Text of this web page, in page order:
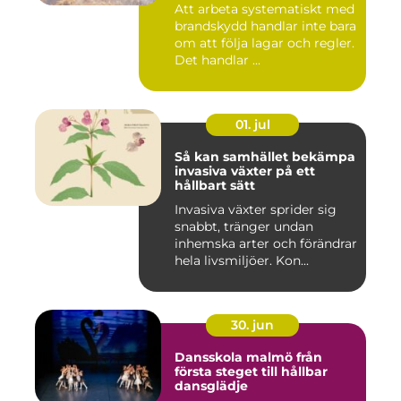
Att arbeta systematiskt med
brandskydd handlar inte bara
om att följa lagar och regler.
Det handlar ...
01. jul
Så kan samhället bekämpa
invasiva växter på ett
hållbart sätt
Invasiva växter sprider sig
snabbt, tränger undan
inhemska arter och förändrar
hela livsmiljöer. Kon...
30. jun
Dansskola malmö från
första steget till hållbar
dansglädje